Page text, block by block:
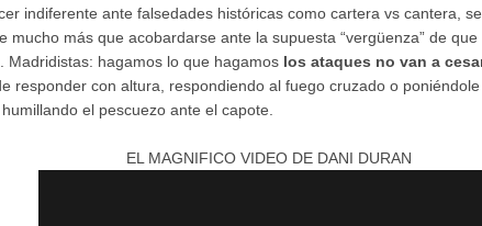
indiferente ante falsedades históricas como cartera vs cantera,
mucho más que acobardarse ante la supuesta “vergüenza” de
Madridistas: hagamos lo que hagamos los ataques no van a
responder con altura, respondiendo al fuego cruzado o
el pescuezo ante el capote.
EL MAGNIFICO VIDEO DE DANI DURAN